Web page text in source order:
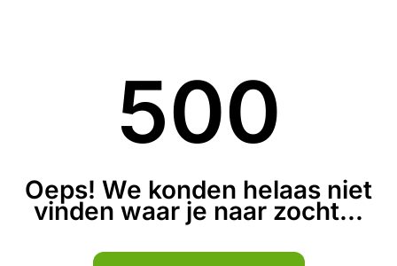
500
Oeps! We konden helaas niet
vinden waar je naar zocht...